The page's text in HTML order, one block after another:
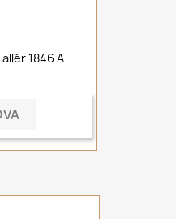
1846 A